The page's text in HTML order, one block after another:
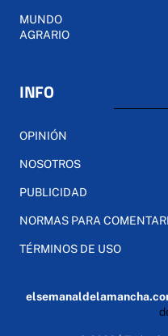
MUNDO
AGRARIO
INFO
OPINIÓN
NOSOTROS
PUBLICIDAD
NORMAS PARA
TÉRMINOS DE USO